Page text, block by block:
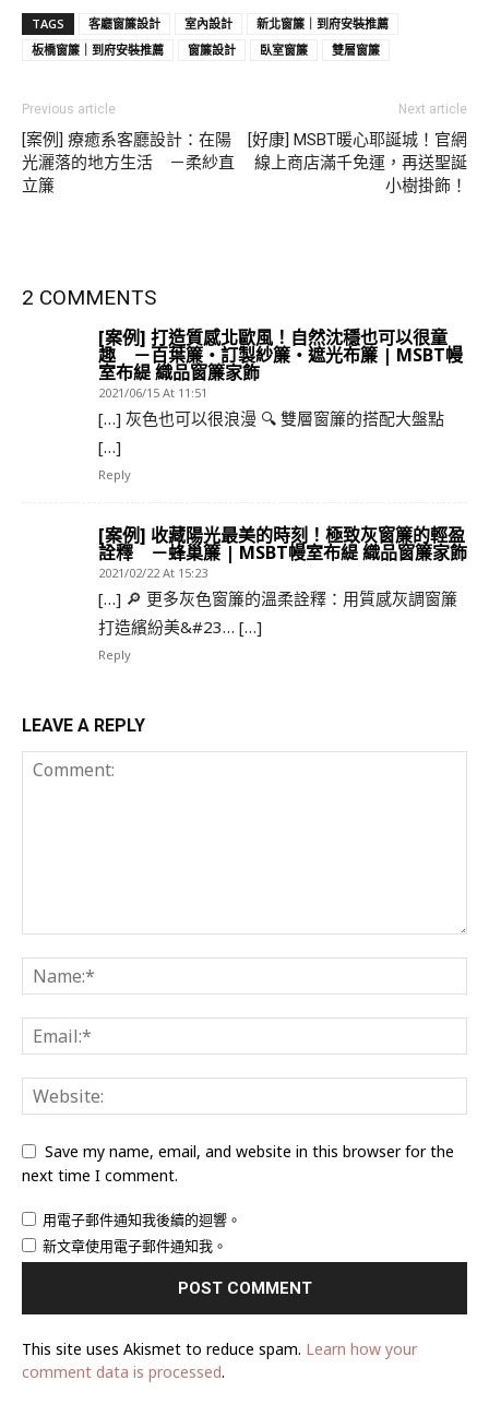
TAGS 客廳窗簾設計 室內設計
新北窗簾｜到府安裝推薦
板橋窗簾｜到府安裝推薦
窗簾設計 臥室窗簾 雙層窗簾
Previous article
[案例] 療癒系客廳設計：在陽
光灑落的地方生活 －柔紗直
立簾
Next article
[好康] MSBT暖心耶誕城！官網
線上商店滿千免運，再送聖誕
小樹掛飾！
2 COMMENTS
[案例] 打造質感北歐風！自然沈穩也可以很童
趣 －百葉簾・訂製紗簾・遮光布簾 | MSBT幔
室布緹 織品窗簾家飾
2021/06/15 At 11:51
[…] 灰色也可以很浪漫 🔍 雙層窗簾的搭配大盤點
[…]
Reply
[案例] 收藏陽光最美的時刻！極致灰窗簾的輕盈
詮釋 －蜂巢簾 | MSBT幔室布緹 織品窗簾家飾
2021/02/22 At 15:23
[…] 🔎 更多灰色窗簾的溫柔詮釋：用質感灰調窗簾
打造繽紛美&#23… […]
Reply
LEAVE A REPLY
Save my name, email, and website in this browser for the
next time I comment.
用電子郵件通知我後續的迴響。
新文章使用電子郵件通知我。
This site uses Akismet to reduce spam. Learn how your
comment data is processed.